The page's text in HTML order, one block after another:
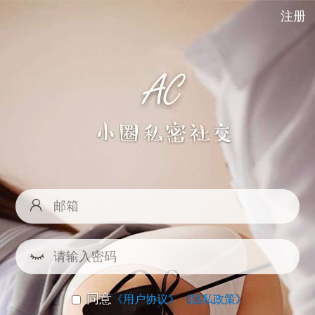
注册
同意《用户协议》《隐私政策》